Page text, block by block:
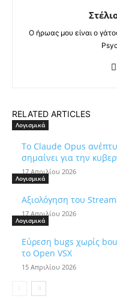
Ο ήρωας μου είναι ο
RELATED ARTICLES
Λογισμικά
Το Claude Opus
σημαίνει για την
17 Απριλίου 2026
Λογισμικά
Αξιολόγηση του
17 Απριλίου 2026
Λογισμικά
Εύρεση bugs χωρίς
το Open VSX
15 Απριλίου 2026